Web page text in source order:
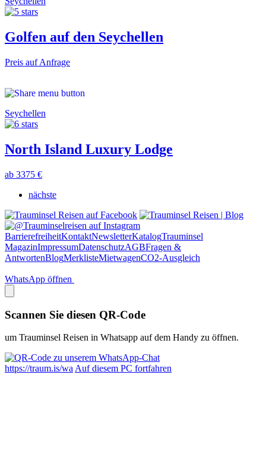
Golfen auf den Seychellen
Preis auf Anfrage
Seychellen
North Island Luxury Lodge
ab 3375 €
nächste
BarrierefreiheitKontaktNewsletterKatalogTrauminsel
MagazinImpressumDatenschutzAGBFragen &
AntwortenBlogMerklisteMietwagenCO2-Ausgleich
WhatsApp öffnen
Scannen Sie diesen QR-Code
um Trauminsel Reisen in Whatsapp auf dem Handy zu öffnen.
https://traum.is/wa Auf diesem PC fortfahren